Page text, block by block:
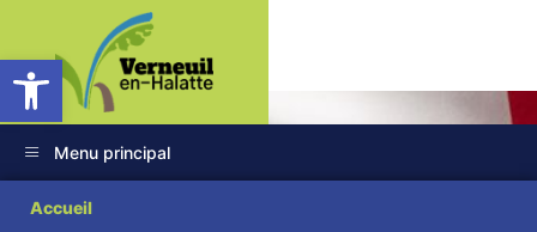
Ouvrir la barre d’outils
Menu principal
Accueil